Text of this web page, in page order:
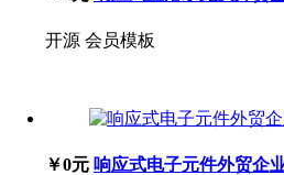
开源 会员模板
￥0元 响应式电子元件外贸企